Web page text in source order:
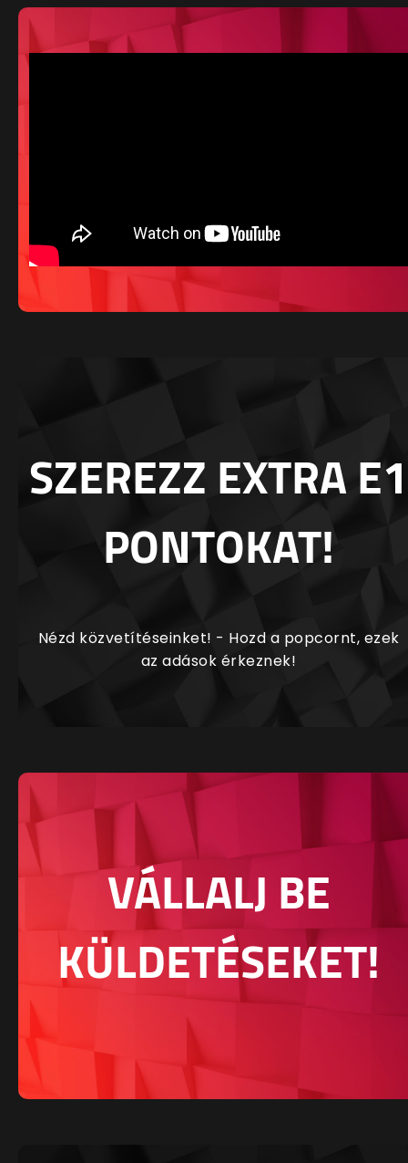
SZEREZZ EXTRA E1
PONTOKAT!
Nézd közvetítéseinket! - Hozd a popcornt, ezek
az adások érkeznek!
VÁLLALJ BE
KÜLDETÉSEKET!